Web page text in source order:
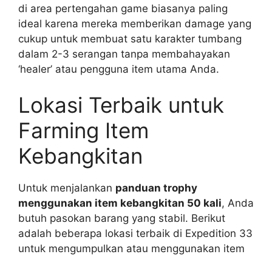
di area pertengahan game biasanya paling
ideal karena mereka memberikan damage yang
cukup untuk membuat satu karakter tumbang
dalam 2-3 serangan tanpa membahayakan
‘healer’ atau pengguna item utama Anda.
Lokasi Terbaik untuk
Farming Item
Kebangkitan
Untuk menjalankan panduan trophy
menggunakan item kebangkitan 50 kali, Anda
butuh pasokan barang yang stabil. Berikut
adalah beberapa lokasi terbaik di Expedition 33
untuk mengumpulkan atau menggunakan item